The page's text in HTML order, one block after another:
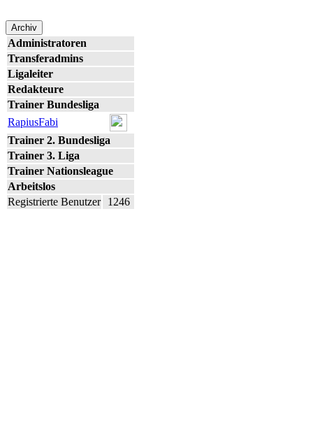
Archiv
Administratoren
Transferadmins
Ligaleiter
Redakteure
Trainer Bundesliga
RapiusFabi
Trainer 2. Bundesliga
Trainer 3. Liga
Trainer Nationsleague
Arbeitslos
Registrierte Benutzer
1246